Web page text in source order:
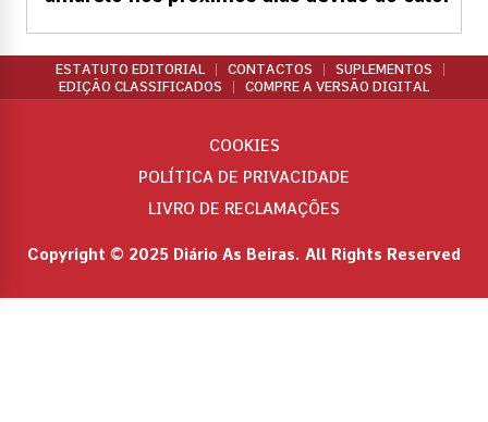
ESTATUTO EDITORIAL CONTACTOS
SUPLEMENTOS
EDIÇÃO CLASSIFICADOS
COMPRE A VERSÃO DIGITAL
Copyright © 2025 Diário As Beiras. All Rights Reserved
COOKIES
POLÍTICA DE PRIVACIDADE
LIVRO DE RECLAMAÇÕES